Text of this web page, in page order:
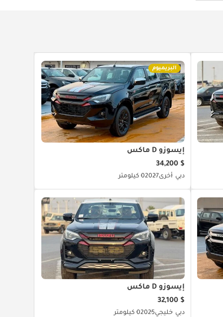
البريميوم
إيسوزو D ماكس
$ 34,200
دبي أخرى20270 كيلومتر
إيسوزو D ماكس
$ 32,100
دبي خليجي20250 كيلومتر